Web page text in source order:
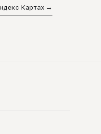
Картах →